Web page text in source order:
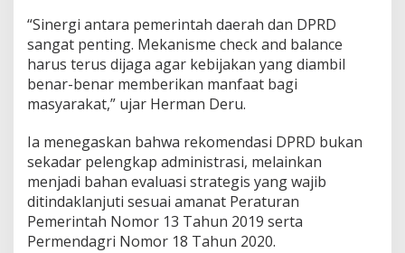
“Sinergi antara pemerintah daerah dan DPRD
sangat penting. Mekanisme check and balance
harus terus dijaga agar kebijakan yang diambil
benar-benar memberikan manfaat bagi
masyarakat,” ujar Herman Deru.
Ia menegaskan bahwa rekomendasi DPRD bukan
sekadar pelengkap administrasi, melainkan
menjadi bahan evaluasi strategis yang wajib
ditindaklanjuti sesuai amanat Peraturan
Pemerintah Nomor 13 Tahun 2019 serta
Permendagri Nomor 18 Tahun 2020.